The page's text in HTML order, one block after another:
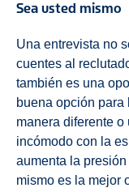
Sea usted mismo
Una entrevista no
cuentes al
también es una
buena opción para
manera diferente
incómodo con la
aumenta la
mismo es la mejor